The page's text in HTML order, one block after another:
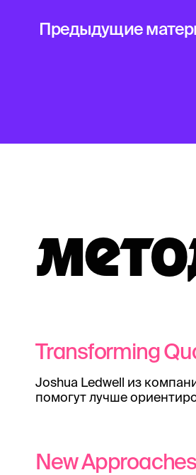
Предыдущие
Transforming
Joshua Ledwell из
помогут лучше
New